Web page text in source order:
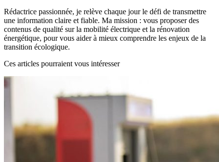
Rédactrice passionnée, je relève chaque jour le défi de transmettre
une information claire et fiable. Ma mission : vous proposer des
contenus de qualité sur la mobilité électrique et la rénovation
énergétique, pour vous aider à mieux comprendre les enjeux de la
transition écologique.
Ces articles pourraient vous intéresser